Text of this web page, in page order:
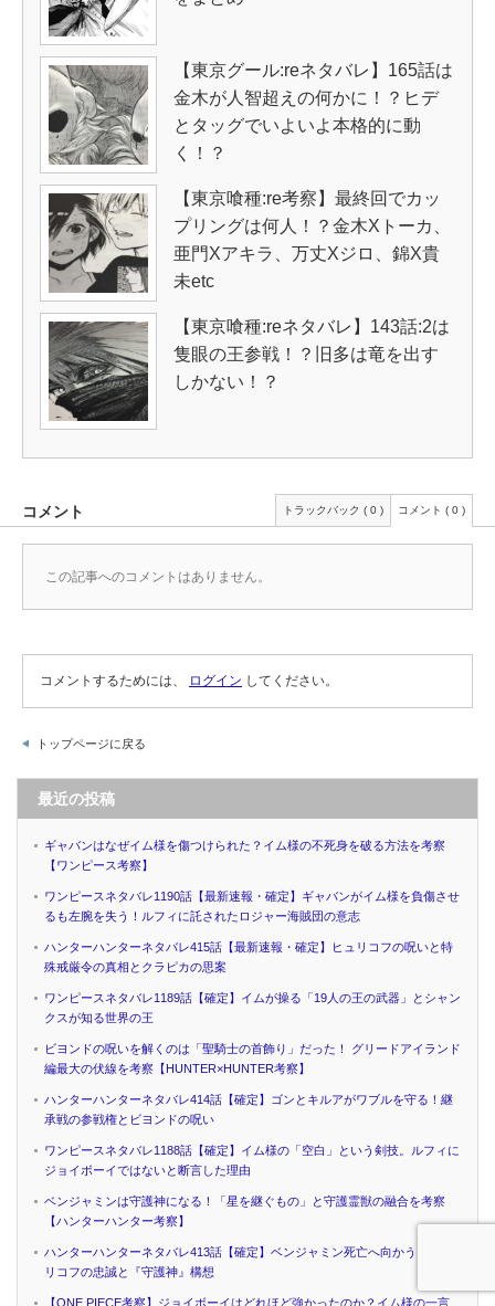
【東京グール:reネタバレ】165話は
金木が人智超えの何かに！？ヒデ
とタッグでいよいよ本格的に動
く！？
【東京喰種:re考察】最終回でカッ
プリングは何人！？金木Xトーカ、
亜門Xアキラ、万丈Xジロ、錦X貴
未etc
【東京喰種:reネタバレ】143話:2は
隻眼の王参戦！？旧多は竜を出す
しかない！？
コメント トラックバック ( 0 ) コメント ( 0 )
この記事へのコメントはありません。
コメントするためには、 ログイン してください。
トップページに戻る
最近の投稿
ギャバンはなぜイム様を傷つけられた？イム様の不死身を破る方法を考察
【ワンピース考察】
ワンピースネタバレ1190話【最新速報・確定】ギャバンがイム様を負傷させ
るも左腕を失う！ルフィに託されたロジャー海賊団の意志
ハンターハンターネタバレ415話【最新速報・確定】ヒュリコフの呪いと特
殊戒厳令の真相とクラピカの思案
ワンピースネタバレ1189話【確定】イムが操る「19人の王の武器」とシャン
クスが知る世界の王
ビヨンドの呪いを解くのは「聖騎士の首飾り」だった！ グリードアイランド
編最大の伏線を考察【HUNTER×HUNTER考察】
ハンターハンターネタバレ414話【確定】ゴンとキルアがワブルを守る！継
承戦の参戦権とビヨンドの呪い
ワンピースネタバレ1188話【確定】イム様の「空白」という剣技。ルフィに
ジョイボーイではないと断言した理由
ベンジャミンは守護神になる！「星を継ぐもの」と守護霊獣の融合を考察
【ハンターハンター考察】
ハンターハンターネタバレ413話【確定】ベンジャミン死亡へ向かう！ヒュ
リコフの忠誠と『守護神』構想
【ONE PIECE考察】ジョイボーイはどれほど強かったのか？イム様の一言